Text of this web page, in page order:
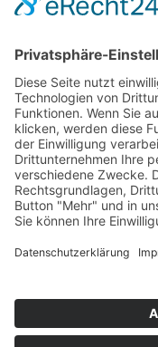
Pressekontakt:
Anzeige muss JavaScript
Sonstige Anfragen:
Phone: +49 (0)89 178
Email:Diese E-Mail-
Anzeige muss JavaScript
© Naturkundemuseum
Newsletter
Jobs
Museum Mensch